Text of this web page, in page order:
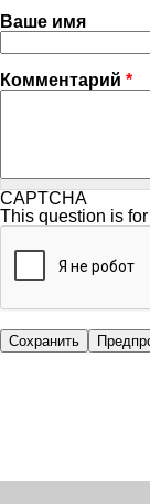
Ваше имя
Комментарий *
CAPTCHA
This question is